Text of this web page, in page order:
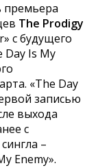
премьера
The Prodigy
с будущего
Day Is My
«The Day
записью
выхода
с
–
Enemy».